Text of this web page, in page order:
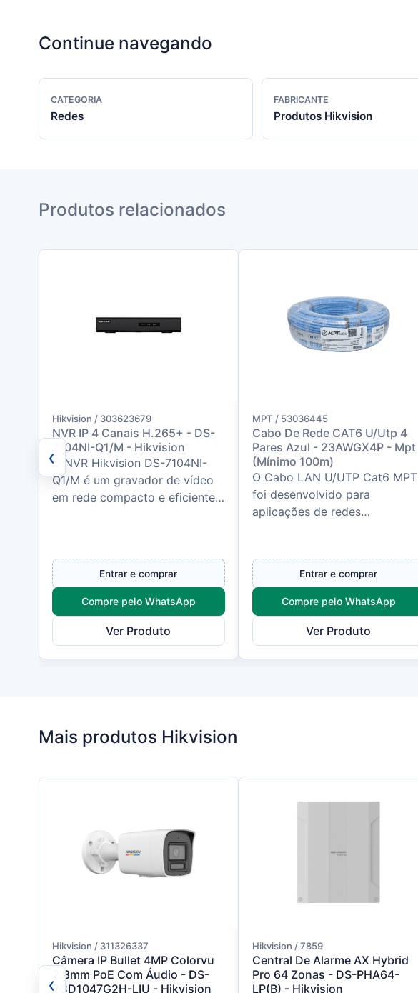
Continue navegando
CATEGORIA
Redes
FABRICANTE
Produtos Hikvision
Produtos relacionados
‹
Hikvision / 303623679
NVR IP 4 Canais H.265+ - DS-
7104NI-Q1/M - Hikvision
O NVR Hikvision DS-7104NI-
Q1/M é um gravador de vídeo
em rede compacto e eficiente,
Entrar e comprar
Compre pelo WhatsApp
Ver Produto
MPT / 53036445
Cabo De Rede CAT6 U/Utp 4
Pares Azul - 23AWGX4P - Mpt
(Mínimo 100m)
O Cabo LAN U/UTP Cat6 MPT
foi desenvolvido para
aplicações de redes
dados. Com cons...
Entrar e comprar
Compre pelo WhatsApp
Ver Produto
Mais produtos Hikvision
‹
Hikvision / 311326337
Câmera IP Bullet 4MP Colorvu
2.8mm PoE Com Áudio - DS-
2CD1047G2H-LIU - Hikvision
Hikvision / 7859
Central De Alarme AX Hybrid
Pro 64 Zonas - DS-PHA64-
LP(B) - Hikvision